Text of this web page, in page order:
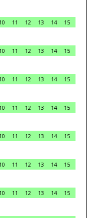
10 11 12 13 14
15
10 11 12 13 14
15
10 11 12 13 14
15
10 11 12 13 14
15
10 11 12 13 14
15
10 11 12 13 14
15
10 11 12 13 14
15